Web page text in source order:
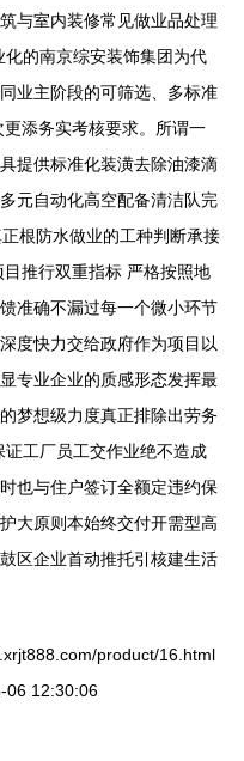
与室内装修常见做业品处理
的南京综安装饰集团为代
业主阶段的可筛选、多标准
添务实考核要求。所谓一
提供标准化装潢去除油漆滴
元自动化高空配备清洁队完
根防水做业的工种判断承接
推行双重指标 严格按照地
准确不漏过每一个微小环节
度快力交给政府作为项目以
专业企业的质感形态发挥最
梦想级力度真正排除出劳务
证工厂员工交作业绝不造成
也与住户签订全额定违约保
大原则本始终交付开需型高
区企业首动推托引核建生活
product/16.html
06 12:30:06